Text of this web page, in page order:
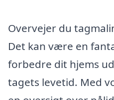
Overvejer du
Det kan være en
forbedre dit hjems
tagets levetid. Med